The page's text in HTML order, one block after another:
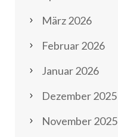
März 2026
Februar 2026
Januar 2026
Dezember 2025
November 2025